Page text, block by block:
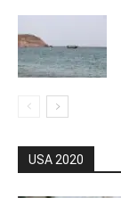
USA 2020